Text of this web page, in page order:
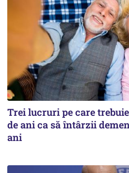
Trei lucruri pe care
de ani ca să întârzii
ani